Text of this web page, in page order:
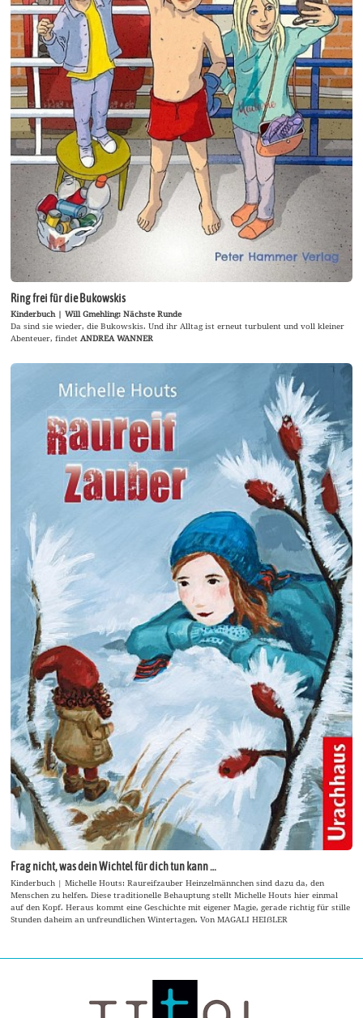
Ring frei für die Bukowskis
Kinderbuch | Will Gmehling: Nächste Runde
Da sind sie wieder, die Bukowskis. Und ihr Alltag ist erneut turbulent und voll kleiner
Abenteuer, findet ANDREA WANNER
Frag nicht, was dein Wichtel für dich tun kann …
Kinderbuch | Michelle Houts: Raureifzauber Heinzelmännchen sind dazu da, den
Menschen zu helfen. Diese traditionelle Behauptung stellt Michelle Houts hier einmal
auf den Kopf. Heraus kommt eine Geschichte mit eigener Magie, gerade richtig für stille
Stunden daheim an unfreundlichen Wintertagen. Von MAGALI HEIẞLER